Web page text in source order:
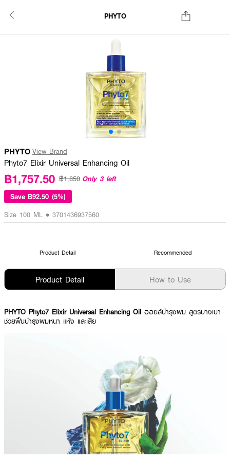
PHYTO
PHYTO View Brand
Phyto7 Elixir Universal Enhancing Oil
฿1,757.50 ฿1,850 Only 3 left
Save ฿92.50 (5%)
Size 100 ML • 3701436937560
Product Detail Recommended
Product Detail How to Use
PHYTO Phyto7 Elixir Universal Enhancing Oil ออยล์บำรุงผม สูตรบางเบา
ช่วยฟื้นบำรุงผมหนา แห้ง และเสีย